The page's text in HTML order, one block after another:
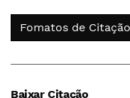
Fomatos de Citação
Baixar Citação